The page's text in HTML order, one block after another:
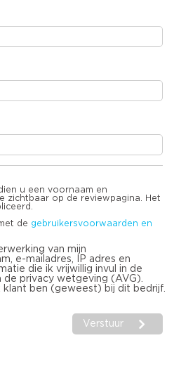
u een voornaam en
zichtbaar op de reviewpagina. Het
de gebruikersvoorwaarden en
van mijn
e-mailadres, IP adres en
die ik vrijwillig invul in de
de privacy wetgeving (AVG).
klant ben (geweest) bij dit bedrijf.
Verstuur